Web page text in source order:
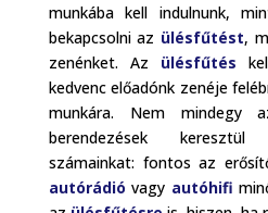
munkába kell indulnunk,
bekapcsolni az ülésfűtést,
zenénket. Az ülésfűtés
kedvenc előadónk zenéje
munkára. Nem mindegy
berendezések
számainkat: fontos az
autórádió vagy autóhifi